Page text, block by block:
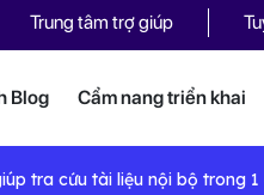
Trung tâm trợ giúp
Blog Cẩm nang triển khai
tra cứu tài liệu nội bộ trong